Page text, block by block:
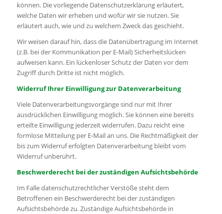
können. Die vorliegende Datenschutzerklärung erläutert,
welche Daten wir erheben und wofür wir sie nutzen. Sie
erläutert auch, wie und zu welchem Zweck das geschieht.
Wir weisen darauf hin, dass die Datenübertragung im Internet
(z.B. bei der Kommunikation per E-Mail) Sicherheitslücken
aufweisen kann. Ein lückenloser Schutz der Daten vor dem
Zugriff durch Dritte ist nicht möglich.
Widerruf Ihrer Einwilligung zur Datenverarbeitung
Viele Datenverarbeitungsvorgänge sind nur mit Ihrer
ausdrücklichen Einwilligung möglich. Sie können eine bereits
erteilte Einwilligung jederzeit widerrufen. Dazu reicht eine
formlose Mitteilung per E-Mail an uns. Die Rechtmäßigkeit der
bis zum Widerruf erfolgten Datenverarbeitung bleibt vom
Widerruf unberührt.
Beschwerderecht bei der zuständigen Aufsichtsbehörde
Im Falle datenschutzrechtlicher Verstöße steht dem
Betroffenen ein Beschwerderecht bei der zuständigen
Aufsichtsbehörde zu. Zuständige Aufsichtsbehörde in